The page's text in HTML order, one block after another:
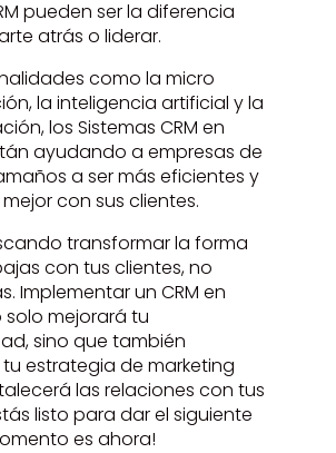
pueden ser la diferencia
atrás o liderar.
como la micro
la inteligencia artificial y la
los Sistemas CRM en
ayudando a empresas de
a ser más eficientes y
con sus clientes.
transformar la forma
con tus clientes, no
Implementar un CRM en
solo mejorará tu
sino que también
estrategia de marketing
las relaciones con tus
listo para dar el siguiente
es ahora!